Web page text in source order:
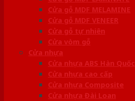
Cửa gỗ MDF MELAMINE
Cửa gỗ MDF VENEER
Cửa gỗ tự nhiên
Cửa vòm gỗ
Cửa nhựa
Cửa nhựa ABS Hàn Quốc
Cửa nhựa cao cấp
Cửa nhựa Composite
Cửa nhựa Đài Loan